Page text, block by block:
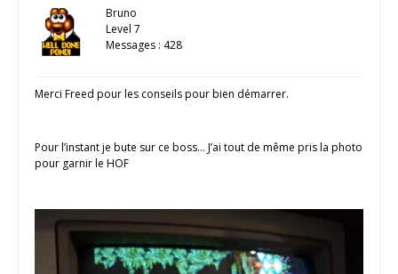
Bruno
Level 7
Messages : 428
Merci Freed pour les conseils pour bien démarrer.
Pour l’instant je bute sur ce boss… J’ai tout de même pris la photo
pour garnir le HOF